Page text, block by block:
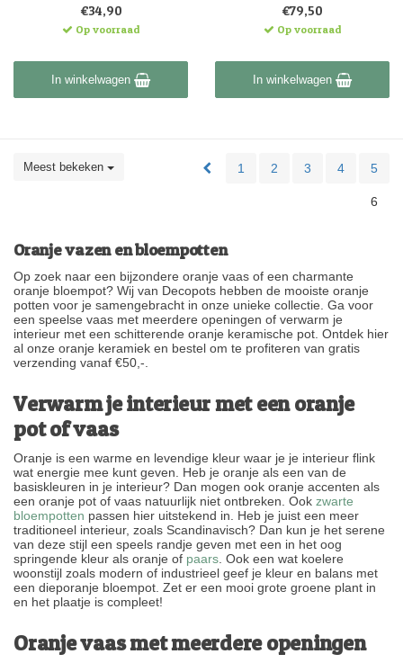
€34,90
Op voorraad
In winkelwagen
€79,50
Op voorraad
In winkelwagen
Meest bekeken 1 2 3 4 5
6
Oranje vazen en bloempotten
Op zoek naar een bijzondere oranje vaas of een charmante
oranje bloempot? Wij van Decopots hebben de mooiste oranje
potten voor je samengebracht in onze unieke collectie. Ga voor
een speelse vaas met meerdere openingen of verwarm je
interieur met een schitterende oranje keramische pot. Ontdek hier
al onze oranje keramiek en bestel om te profiteren van gratis
verzending vanaf €50,-.
Verwarm je interieur met een oranje
pot of vaas
Oranje is een warme en levendige kleur waar je je interieur flink
wat energie mee kunt geven. Heb je oranje als een van de
basiskleuren in je interieur? Dan mogen ook oranje accenten als
een oranje pot of vaas natuurlijk niet ontbreken. Ook zwarte
bloempotten passen hier uitstekend in. Heb je juist een meer
traditioneel interieur, zoals Scandinavisch? Dan kun je het serene
van deze stijl een speels randje geven met een in het oog
springende kleur als oranje of paars . Ook een wat koelere
woonstijl zoals modern of industrieel geef je kleur en balans met
een dieporanje bloempot. Zet er een mooi grote groene plant in
en het plaatje is compleet!
Oranje vaas met meerdere openingen